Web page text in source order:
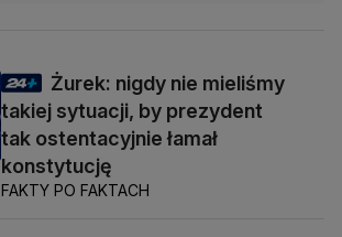
Żurek: nigdy nie mieliśmy
takiej sytuacji, by prezydent
tak ostentacyjnie łamał
konstytucję
FAKTY PO FAKTACH